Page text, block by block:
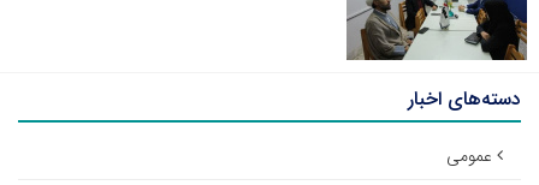
دسته‌های اخبار
عمومی